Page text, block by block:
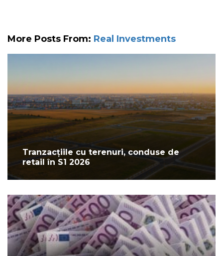
More Posts From: Real Investments
Tranzacțiile cu terenuri, conduse de
retail în S1 2026